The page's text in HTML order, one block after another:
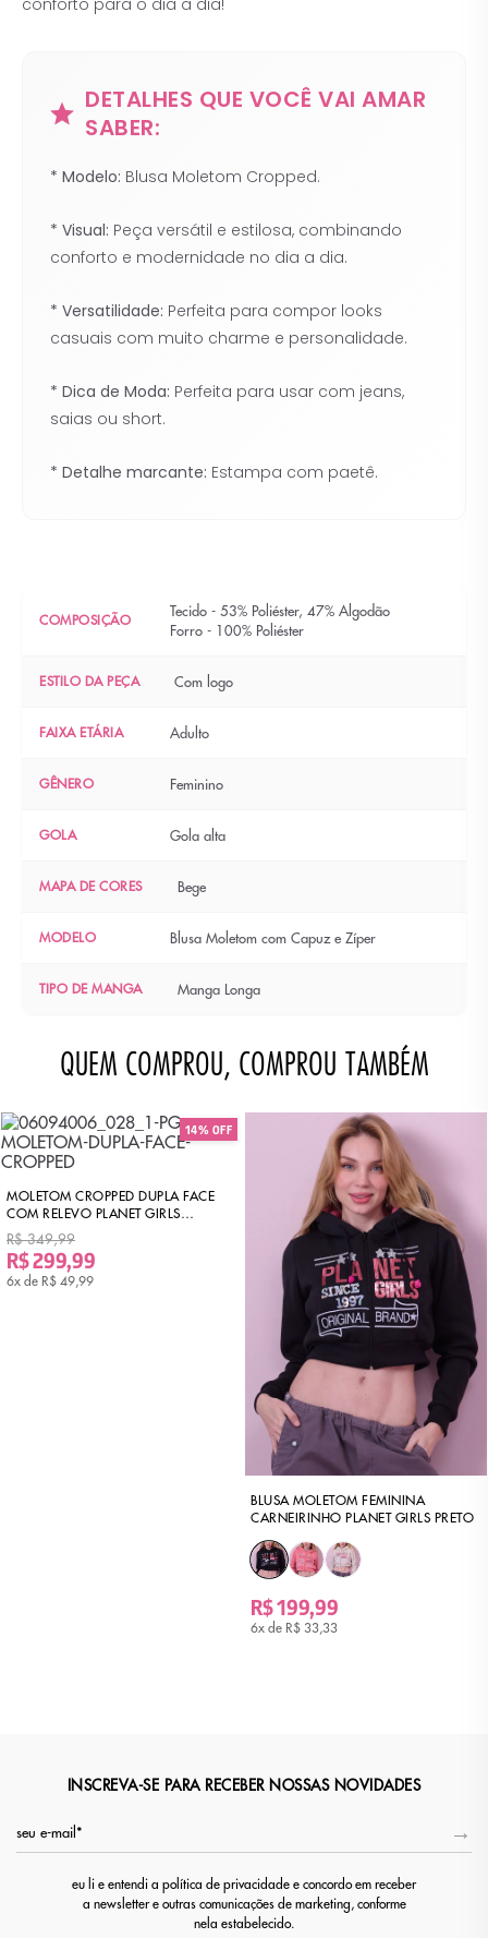
conforto para o dia a dia!
DETALHES QUE VOCÊ VAI AMAR
SABER:
* Modelo: Blusa Moletom Cropped.
* Visual: Peça versátil e estilosa, combinando
conforto e modernidade no dia a dia.
* Versatilidade: Perfeita para compor looks
casuais com muito charme e personalidade.
* Dica de Moda: Perfeita para usar com jeans,
saias ou short.
* Detalhe marcante: Estampa com paetê.
COMPOSIÇÃO
Tecido - 53% Poliéster, 47% Algodão
Forro - 100% Poliéster
ESTILO DA PEÇA Com logo
FAIXA ETÁRIA Adulto
GÊNERO Feminino
GOLA Gola alta
MAPA DE CORES Bege
MODELO Blusa Moletom com Capuz e Zíper
TIPO DE MANGA Manga Longa
QUEM COMPROU, COMPROU TAMBÉM
14% OFF
MOLETOM CROPPED DUPLA FACE
COM RELEVO PLANET GIRLS
VERMELHO ESCURO
R$ 349,99
R$ 299,99
6x de R$ 49,99
BLUSA MOLETOM FEMININA
CARNEIRINHO PLANET GIRLS PRETO
R$ 199,99
6x de R$ 33,33
INSCREVA-SE PARA RECEBER NOSSAS NOVIDADES
eu li e entendi a política de privacidade e concordo em receber
a newsletter e outras comunicações de marketing, conforme
nela estabelecido.